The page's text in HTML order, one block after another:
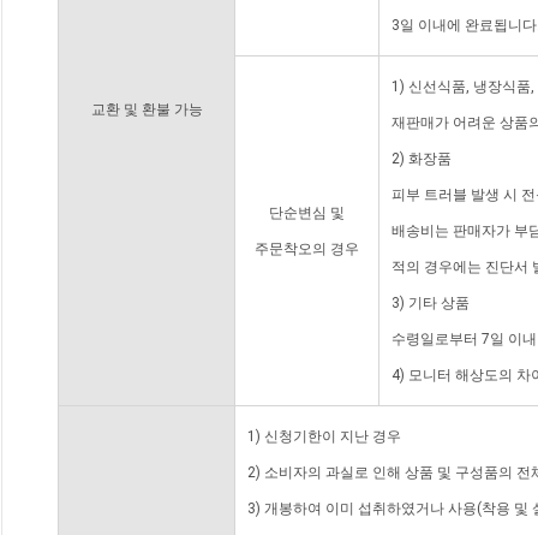
교환 및 환불 가능
3일 이내에 완료됩니
단순변심 및
주문착오의 경우
1) 신선식품, 냉장식품
재판매가 어려운 상품
2) 화장품
피부 트러블 발생 시
배송비는 판매자가 부
적의 경우에는 진단서
3) 기타 상품
수령일로부터 7일 이
4) 모니터 해상도의 차
1) 신청기한이 지난 경우
2) 소비자의 과실로 인해 상품 및 구성품의
3) 개봉하여 이미 섭취하였거나 사용(착용 및